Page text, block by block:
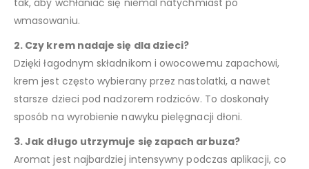
tak, aby wchłaniać się niemal natychmiast po
wmasowaniu.
2. Czy krem nadaje się dla dzieci?
Dzięki łagodnym składnikom i owocowemu zapachowi,
krem jest często wybierany przez nastolatki, a nawet
starsze dzieci pod nadzorem rodziców. To doskonały
sposób na wyrobienie nawyku pielęgnacji dłoni.
3. Jak długo utrzymuje się zapach arbuza?
Aromat jest najbardziej intensywny podczas aplikacji, co